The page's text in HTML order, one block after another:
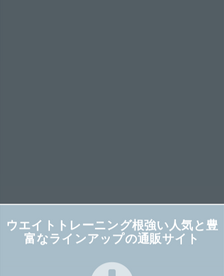
ウエイトトレーニング根強い人気と豊
富なラインアップの通販サイト